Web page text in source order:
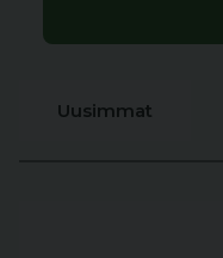
Uusimmat